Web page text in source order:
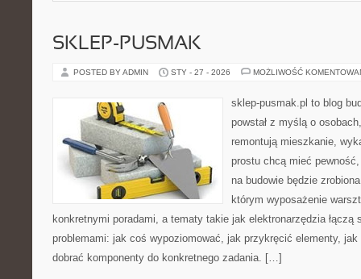
SKLEP-PUSMAK
POSTED BY ADMIN STY - 27 - 2026 MOŻLIWOŚĆ
sklep-pusmak.pl to blog
powstał z myślą o
remontują mieszkanie,
prostu chcą mieć
na budowie będzie
którym wyposażenie
konkretnymi poradami, a tematy takie jak elektronarzędzia łączą
problemami: jak coś wypoziomować, jak przykręcić elementy,
dobrać komponenty do konkretnego zadania. […]